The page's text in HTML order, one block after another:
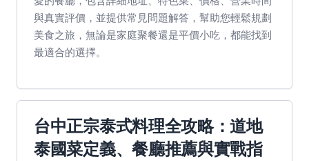
與真實評價，並提供常見問題解答，幫助您輕鬆規劃
美食之旅，無論是家庭聚餐還是平價小吃，都能找到
最適合的選擇。
台中正宗泰式料理全攻略：道地
泰國菜定義、餐廳推薦與實戰指